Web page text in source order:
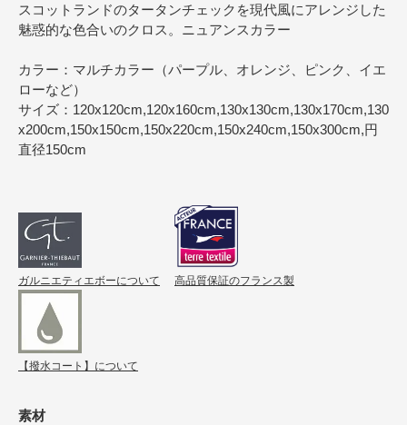
スコットランドのタータンチェックを現代風にアレンジした
魅惑的な色合いのクロス。ニュアンスカラー
カラー：マルチカラー（パープル、オレンジ、ピンク、イエ
ローなど）
サイズ：120x120cm,120x160cm,130x130cm,130x170cm,130
x200cm,150x150cm,150x220cm,150x240cm,150x300cm,円
直径150cm
ガルニエティエボーについて 高品質保証のフランス製
【撥水コート】について
素材